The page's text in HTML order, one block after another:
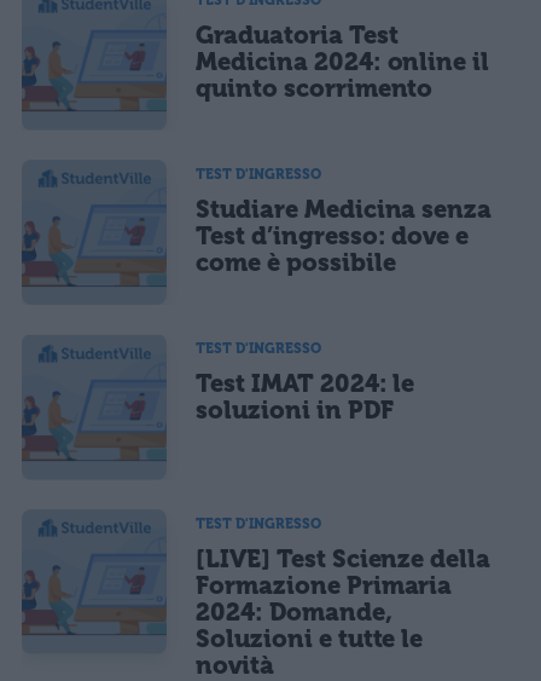
Graduatoria Test
Medicina 2024: online il
quinto scorrimento
TEST D'INGRESSO
Studiare Medicina senza
Test d’ingresso: dove e
come è possibile
TEST D'INGRESSO
Test IMAT 2024: le
soluzioni in PDF
TEST D'INGRESSO
[LIVE] Test Scienze della
Formazione Primaria
2024: Domande,
Soluzioni e tutte le
novità